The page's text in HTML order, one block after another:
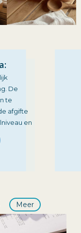
De
te
afgifte
en
Meer